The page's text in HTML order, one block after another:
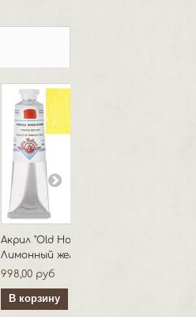
Акрил "Old Holland" /
Лимонный желтый Бисмут
998,00 руб
В корзину